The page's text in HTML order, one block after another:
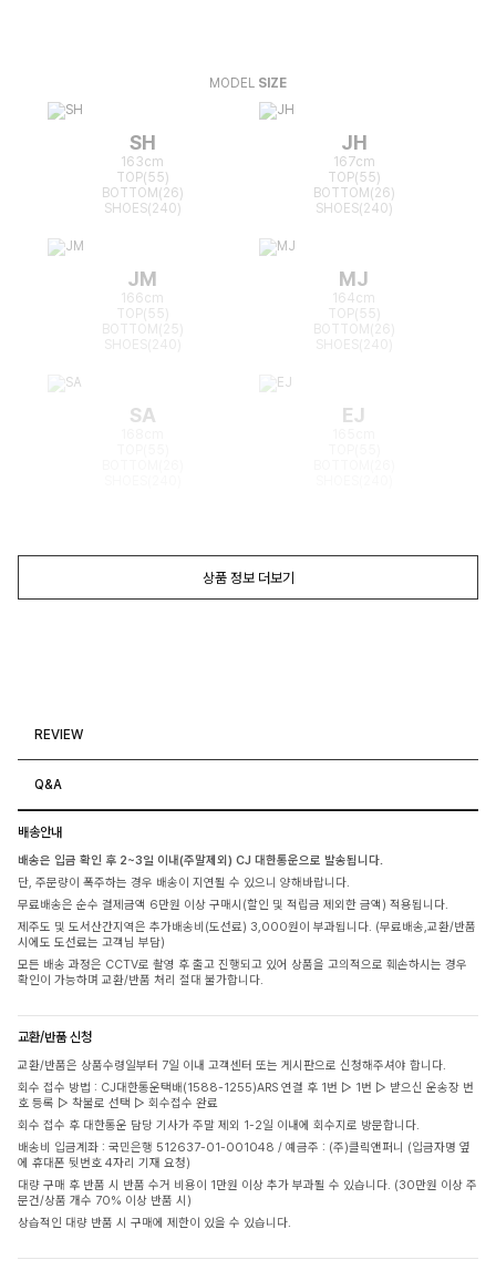
MODEL SIZE
SH
163cm
TOP(55)
BOTTOM(26)
SHOES(240)
JH
167cm
TOP(55)
BOTTOM(26)
SHOES(240)
JM
166cm
TOP(55)
BOTTOM(25)
MJ
164cm
TOP(55)
BOTTOM(26)
SA EJ
상품 정보 더보기
REVIEW
Q&A
배송안내
배송은 입금 확인 후 2~3일 이내(주말제외) CJ 대한통운으로 발송됩니다.
단, 주문량이 폭주하는 경우 배송이 지연될 수 있으니 양해바랍니다.
무료배송은 순수 결제금액 6만원 이상 구매시(할인 및 적립금 제외한 금액) 적용됩니다.
제주도 및 도서산간지역은 추가배송비(도선료) 3,000원이 부과됩니다. (무료배송,교환/반품
시에도 도선료는 고객님 부담)
모든 배송 과정은 CCTV로 촬영 후 출고 진행되고 있어 상품을 고의적으로 훼손하시는 경우
확인이 가능하며 교환/반품 처리 절대 불가합니다.
교환/반품 신청
교환/반품은 상품수령일부터 7일 이내 고객센터 또는 게시판으로 신청해주셔야 합니다.
회수 접수 방법 : CJ대한통운택배(1588-1255)ARS 연결 후 1번 ▷ 1번 ▷ 받으신 운송장 번
호 등록 ▷ 착불로 선택 ▷ 회수접수 완료
회수 접수 후 대한통운 담당 기사가 주말 제외 1-2일 이내에 회수지로 방문합니다.
배송비 입금계좌 : 국민은행 512637-01-001048 / 예금주 : (주)클릭앤퍼니 (입금자명 옆
에 휴대폰 뒷번호 4자리 기재 요청)
대량 구매 후 반품 시 반품 수거 비용이 1만원 이상 추가 부과될 수 있습니다. (30만원 이상 주
문건/상품 개수 70% 이상 반품 시)
상습적인 대량 반품 시 구매에 제한이 있을 수 있습니다.